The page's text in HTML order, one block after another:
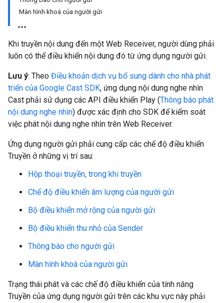
Màn hình khoá của người gửi
Khi truyền nội dung đến một Web Receiver, người dùng phải
luôn có thể điều khiển nội dung đó từ ứng dụng người gửi.
Lưu ý: Theo Điều khoản dịch vụ bổ sung dành cho nhà phát
triển của Google Cast SDK, ứng dụng nội dung nghe nhìn
Cast phải sử dụng các API điều khiển Play (Thông báo phát
nội dung nghe nhìn) được xác định cho SDK để kiểm soát
việc phát nội dung nghe nhìn trên Web Receiver.
Ứng dụng người gửi phải cung cấp các chế độ điều khiển
Truyền ở những vị trí sau:
Hộp thoại truyền, trong khi truyền
Chế độ điều khiển âm lượng của người gửi
Bộ điều khiển mở rộng của người gửi
Bộ điều khiển thu nhỏ của Sender
Thông báo cho người gửi
Màn hình khoá của người gửi
Trạng thái phát và các chế độ điều khiển của tính năng
Truyền của ứng dụng người gửi trên các khu vực này phải